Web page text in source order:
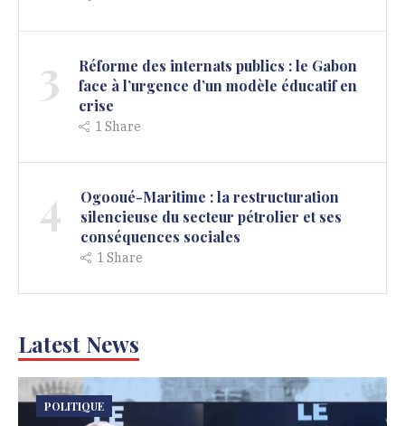
3
Réforme des internats publics : le Gabon
face à l’urgence d’un modèle éducatif en
crise
1Share
4
Ogooué-Maritime : la restructuration
silencieuse du secteur pétrolier et ses
conséquences sociales
1Share
Latest News
POLITIQUE